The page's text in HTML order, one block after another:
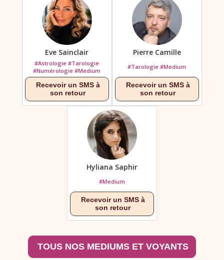
Eve Sainclair
#Astrologie #Tarologie
#Numérologie #Medium
Pierre Camille
#Tarologie #Medium
Hyliana Saphir
#Medium